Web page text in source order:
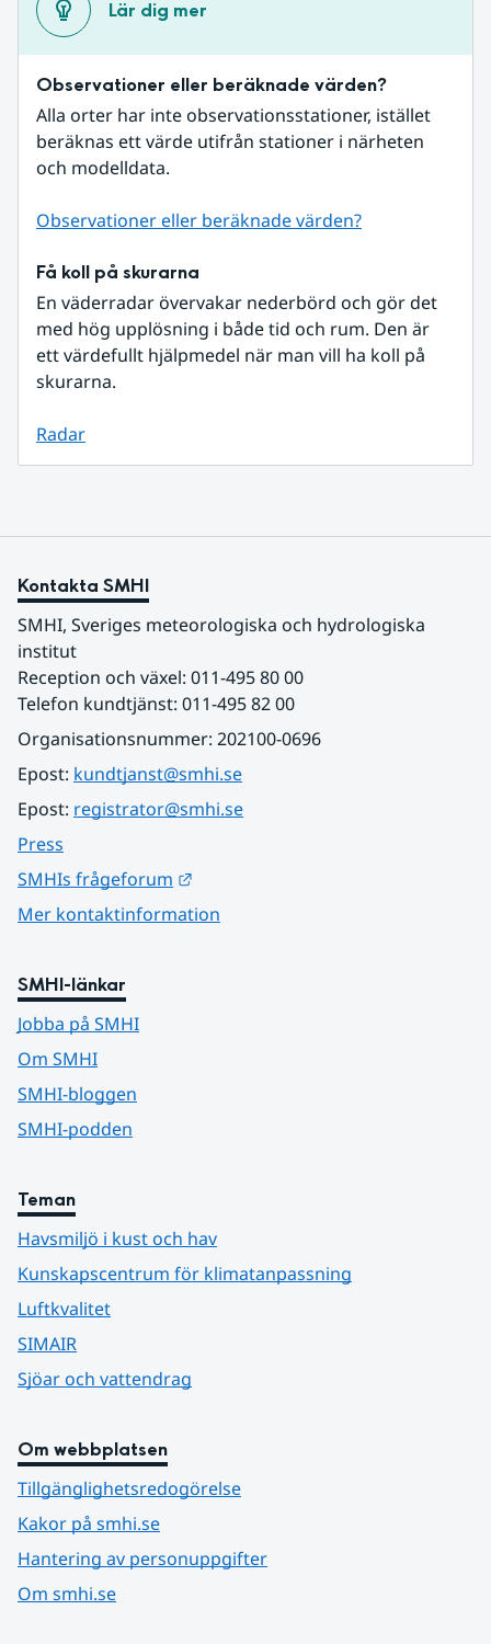
Lär dig mer
Observationer eller beräknade värden?
Alla orter har inte observationsstationer, istället
beräknas ett värde utifrån stationer i närheten
och modelldata.
Observationer eller beräknade värden?
Få koll på skurarna
En väderradar övervakar nederbörd och gör det
med hög upplösning i både tid och rum. Den är
ett värdefullt hjälpmedel när man vill ha koll på
skurarna.
Radar
Kontakta SMHI
SMHI, Sveriges meteorologiska och hydrologiska
institut
Reception och växel: 011-495 80 00
Telefon kundtjänst: 011-495 82 00
Organisationsnummer: 202100-0696
Epost: kundtjanst@smhi.se
Epost: registrator@smhi.se
Press
SMHIs frågeforum
Mer kontaktinformation
SMHI-länkar
Jobba på SMHI
Om SMHI
SMHI-bloggen
SMHI-podden
Teman
Havsmiljö i kust och hav
Kunskapscentrum för klimatanpassning
Luftkvalitet
SIMAIR
Sjöar och vattendrag
Om webbplatsen
Tillgänglighetsredogörelse
Kakor på smhi.se
Hantering av personuppgifter
Om smhi.se